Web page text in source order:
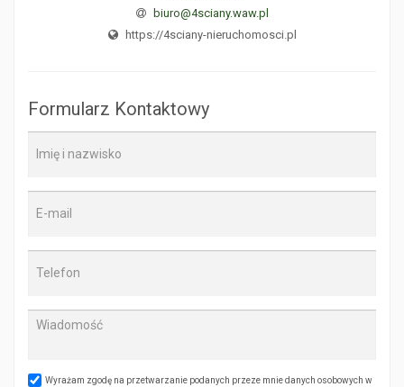
biuro@4sciany.waw.pl
https://4sciany-nieruchomosci.pl
Formularz Kontaktowy
Wyrażam zgodę na przetwarzanie podanych przeze mnie danych osobowych w